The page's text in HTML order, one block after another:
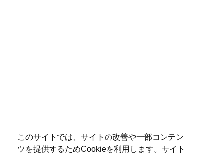
このサイトでは、サイトの改善や一部コンテン
ツを提供するためCookieを利用します。サイト